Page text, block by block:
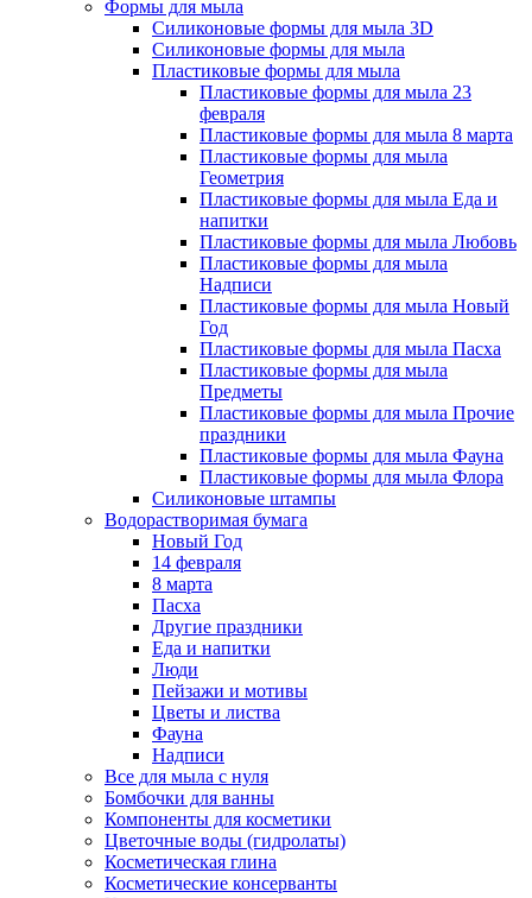
Формы для мыла
Силиконовые формы для мыла 3D
Силиконовые формы для мыла
Пластиковые формы для мыла
Пластиковые формы для мыла 23
февраля
Пластиковые формы для мыла 8 марта
Пластиковые формы для мыла
Геометрия
Пластиковые формы для мыла Еда и
напитки
Пластиковые формы для мыла Любовь
Пластиковые формы для мыла
Надписи
Пластиковые формы для мыла Новый
Год
Пластиковые формы для мыла Пасха
Пластиковые формы для мыла
Предметы
Пластиковые формы для мыла Прочие
праздники
Пластиковые формы для мыла Фауна
Пластиковые формы для мыла Флора
Силиконовые штампы
Водорастворимая бумага
Новый Год
14 февраля
8 марта
Пасха
Другие праздники
Еда и напитки
Люди
Пейзажи и мотивы
Цветы и листва
Фауна
Надписи
Все для мыла с нуля
Бомбочки для ванны
Компоненты для косметики
Цветочные воды (гидролаты)
Косметическая глина
Косметические консерванты